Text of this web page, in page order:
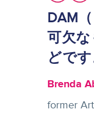
DAM
可欠
どです
Brenda
former